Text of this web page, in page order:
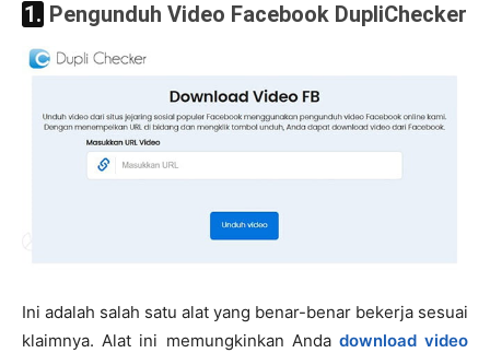
1. Pengunduh Video Facebook DupliChecker
Ini adalah salah satu alat yang benar-benar bekerja sesuai
klaimnya. Alat ini memungkinkan Anda download video